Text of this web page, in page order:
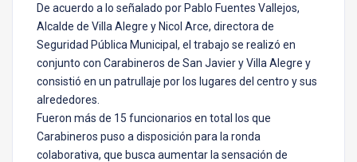
De acuerdo a lo señalado por Pablo Fuentes Vallejos,
Alcalde de Villa Alegre y Nicol Arce, directora de
Seguridad Pública Municipal, el trabajo se realizó en
conjunto con Carabineros de San Javier y Villa Alegre y
consistió en un patrullaje por los lugares del centro y sus
alrededores.
Fueron más de 15 funcionarios en total los que
Carabineros puso a disposición para la ronda
colaborativa, que busca aumentar la sensación de